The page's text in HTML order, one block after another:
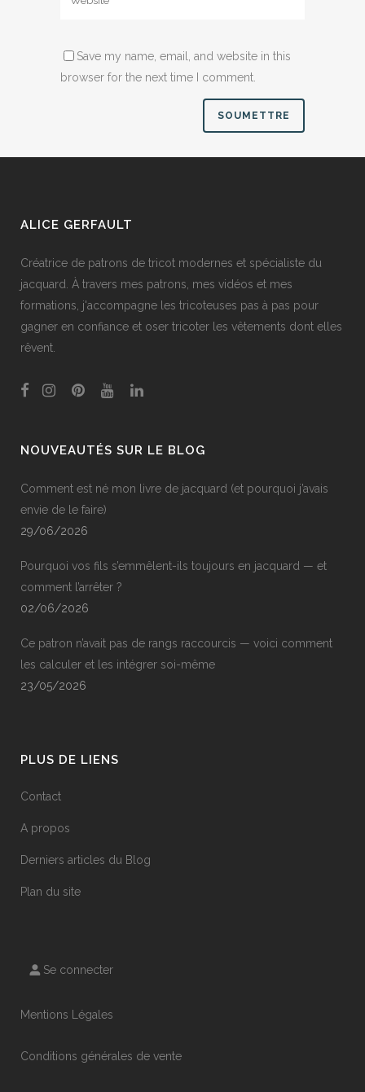
Save my name, email, and website in this
browser for the next time I comment.
ALICE GERFAULT
Créatrice de patrons de tricot modernes et spécialiste du
jacquard. À travers mes patrons, mes vidéos et mes
formations, j'accompagne les tricoteuses pas à pas pour
gagner en confiance et oser tricoter les vêtements dont elles
rêvent.
NOUVEAUTÉS SUR LE BLOG
Comment est né mon livre de jacquard (et pourquoi j’avais
envie de le faire)
29/06/2026
Pourquoi vos fils s’emmêlent-ils toujours en jacquard — et
comment l’arrêter ?
02/06/2026
Ce patron n’avait pas de rangs raccourcis — voici comment
les calculer et les intégrer soi-même
23/05/2026
PLUS DE LIENS
Contact
A propos
Derniers articles du Blog
Plan du site
Se connecter
Mentions Légales
Conditions générales de vente